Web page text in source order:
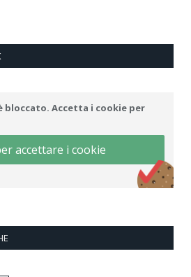
Accetta i cookie per
accettare i cookie